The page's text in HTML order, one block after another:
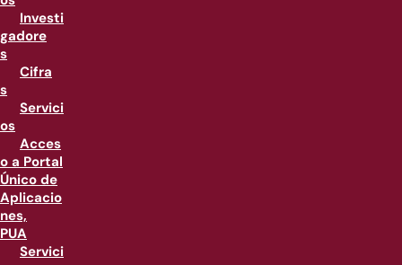
Investi
gadore
s
Cifra
s
Servici
os
Acces
o a Portal
Único de
Aplicacio
nes,
PUA
Servici